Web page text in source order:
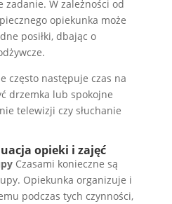
W zależności od
opiekunka może
posiłki, dbając o
często następuje czas na
drzemka lub spokojne
telewizji czy słuchanie
opieki i zajęć
Czasami konieczne są
Opiekunka organizuje i
podczas tych czynności,